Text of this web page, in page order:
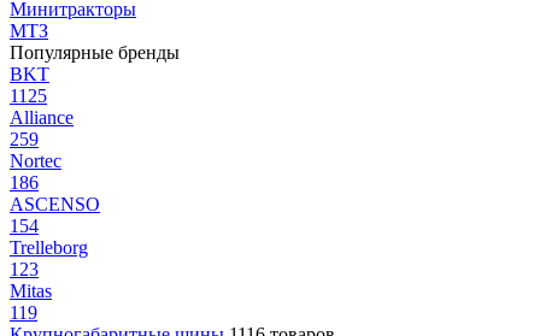
Минитракторы
МТЗ
Популярные бренды
BKT
1125
Alliance
259
Nortec
186
ASCENSO
154
Trelleborg
123
Mitas
119